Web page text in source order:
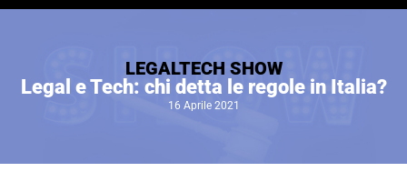
LEGALTECH SHOW
Legal e Tech: chi detta le regole in Italia?
16 Aprile 2021